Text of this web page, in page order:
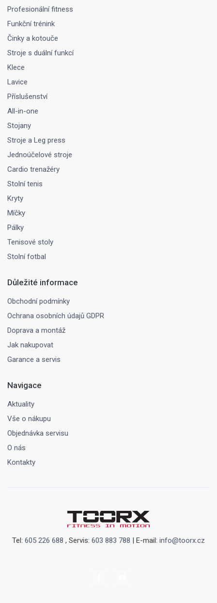
Profesionální fitness
Funkční trénink
Činky a kotouče
Stroje s duální funkcí
Klece
Lavice
Příslušenství
All-in-one
Stojany
Stroje a Leg press
Jednoúčelové stroje
Cardio trenažéry
Stolní tenis
Kryty
Míčky
Pálky
Tenisové stoly
Stolní fotbal
Důležité informace
Obchodní podmínky
Ochrana osobních údajů GDPR
Doprava a montáž
Jak nakupovat
Garance a servis
Navigace
Aktuality
Vše o nákupu
Objednávka servisu
O nás
Kontakty
Tel: 605 226 688 , Servis: 603 883 788 | E-mail: info@toorx.cz